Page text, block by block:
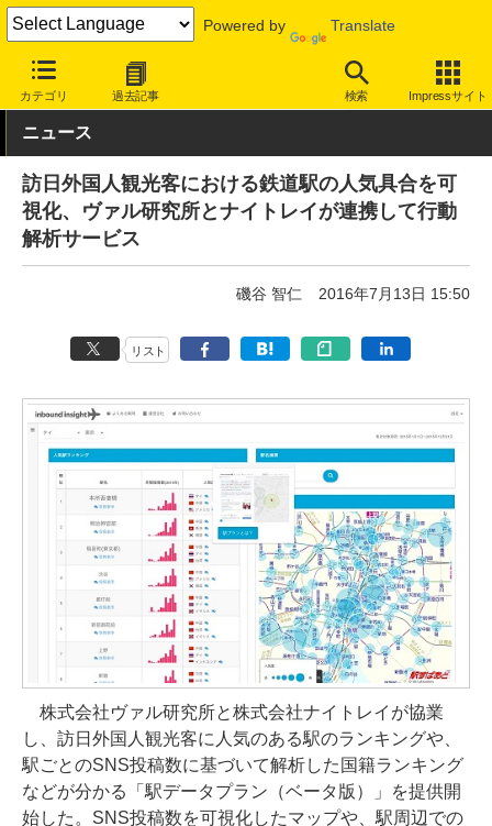
Powered by Translate
カテゴリ 過去記事 検索 Impressサイト
INTERNET Watch トピック
ニュース
訪日外国人観光客における鉄道駅の人気具合を可
視化、ヴァル研究所とナイトレイが連携して行動
解析サービス
磯谷 智仁 2016年7月13日 15:50
リスト
株式会社ヴァル研究所と株式会社ナイトレイが協業
し、訪日外国人観光客に人気のある駅のランキングや、
駅ごとのSNS投稿数に基づいて解析した国籍ランキング
などが分かる「駅データプラン（ベータ版）」を提供開
始した。SNS投稿数を可視化したマップや、駅周辺での